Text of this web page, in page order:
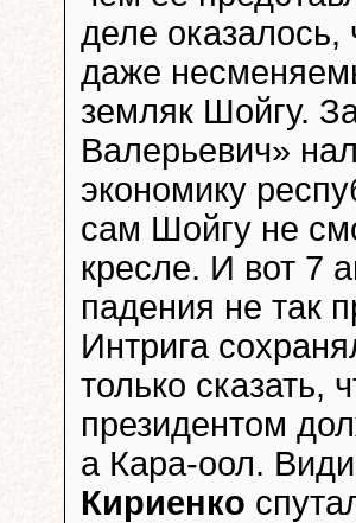
деле оказалось,
даже
земляк Шойгу.
Валерьевич»
экономику
сам Шойгу не
кресле. И вот 7
падения не так
Интрига
только сказать,
президентом
а Кара-оол.
Кириенко